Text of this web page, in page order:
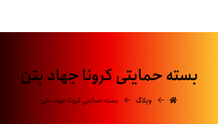
بسته حمایتی کرونا جهاد بتن
وبلاگ بسته حمایتی کرونا جهاد بتن